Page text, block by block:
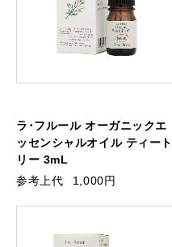
ラ･フルール オーガニックエ
ッセンシャルオイル ティート
リー 3mL
参考上代
1,000円